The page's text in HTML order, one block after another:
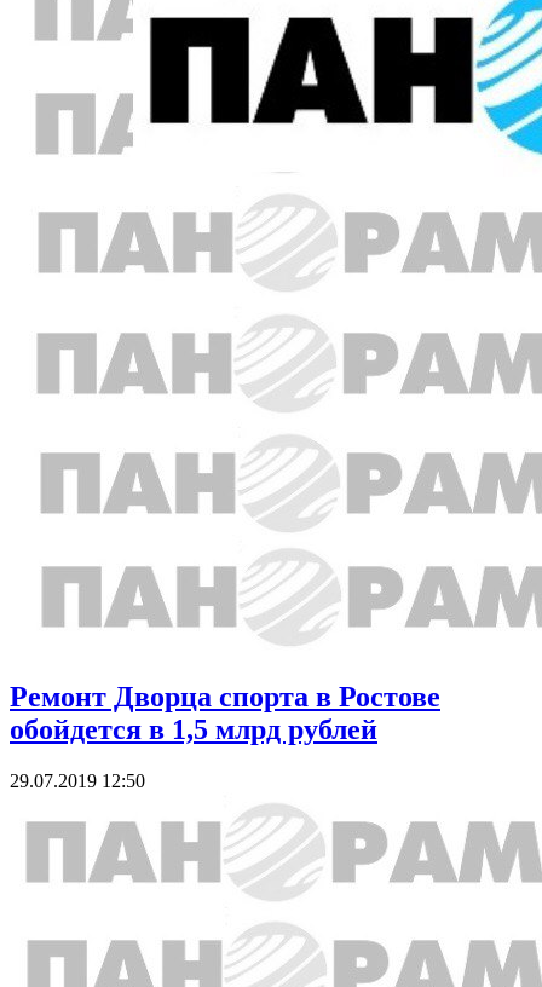
Ремонт Дворца спорта в Ростове
обойдется в 1,5 млрд рублей
29.07.2019 12:50